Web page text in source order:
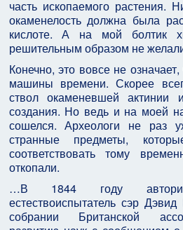
часть ископаемого растения.
окаменелость должна была
кислоте. А на мой болтик
решительным образом не
Конечно, это вовсе не
машины времени. Скорее
ствол окаменевшей актинии
создания. Но ведь и на моей
сошелся. Археологи не раз
странные предметы,
соответствовать тому
откопали.
…В 1844 году
естествоиспытатель сэр
собрании Британской